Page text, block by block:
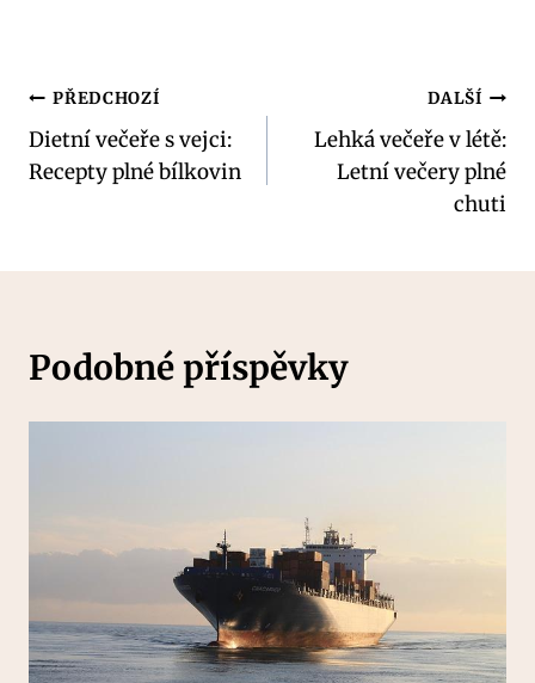
Navigace
pro
PŘEDCHOZÍ
Dietní večeře s vejci:
Recepty plné bílkovin
DALŠÍ
Lehká večeře v létě:
Letní večery plné
chuti
Podobné příspěvky